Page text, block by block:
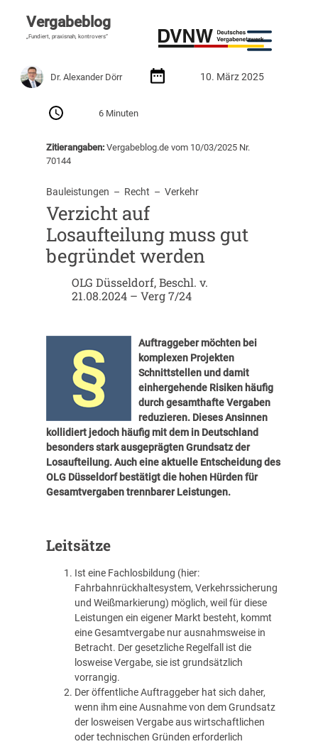
Vergabeblog
„Fundiert, praxisnah, kontrovers“
Dr. Alexander Dörr 10. März 2025
6 Minuten
Zitierangaben:Vergabeblog.de vom 10/03/2025 Nr.
70144
Bauleistungen
  –
Recht
  –
Verkehr
Verzicht auf
Losaufteilung muss gut
begründet werden
OLG Düsseldorf, Beschl. v.
21.08.2024 – Verg 7/24
Auftraggeber möchten bei
komplexen Projekten
Schnittstellen und damit
einhergehende Risiken häufig
durch gesamthafte Vergaben
reduzieren. Dieses Ansinnen
kollidiert jedoch häufig mit dem in Deutschland
besonders stark ausgeprägten Grundsatz der
Losaufteilung. Auch eine aktuelle Entscheidung des
OLG Düsseldorf bestätigt die hohen Hürden für
Gesamtvergaben trennbarer Leistungen.
Leitsätze
Ist eine Fachlosbildung (hier:
Fahrbahnrückhaltesystem, Verkehrssicherung
und Weißmarkierung) möglich, weil für diese
Leistungen ein eigener Markt besteht, kommt
eine Gesamtvergabe nur ausnahmsweise in
Betracht. Der gesetzliche Regelfall ist die
losweise Vergabe, sie ist grundsätzlich
vorrangig.
Der öffentliche Auftraggeber hat sich daher,
wenn ihm eine Ausnahme von dem Grundsatz
der losweisen Vergabe aus wirtschaftlichen
oder technischen Gründen erforderlich